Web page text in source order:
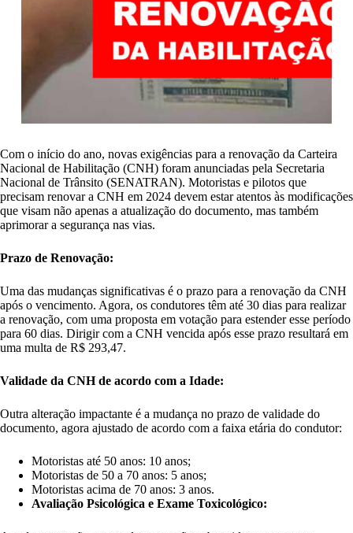
Com o início do ano, novas exigências para a renovação da Carteira
Nacional de Habilitação (CNH) foram anunciadas pela Secretaria
Nacional de Trânsito (SENATRAN). Motoristas e pilotos que
precisam renovar a CNH em 2024 devem estar atentos às modificações
que visam não apenas a atualização do documento, mas também
aprimorar a segurança nas vias.
Prazo de Renovação:
Uma das mudanças significativas é o prazo para a renovação da CNH
após o vencimento. Agora, os condutores têm até 30 dias para realizar
a renovação, com uma proposta em votação para estender esse período
para 60 dias. Dirigir com a CNH vencida após esse prazo resultará em
uma multa de R$ 293,47.
Validade da CNH de acordo com a Idade:
Outra alteração impactante é a mudança no prazo de validade do
documento, agora ajustado de acordo com a faixa etária do condutor:
Motoristas até 50 anos: 10 anos;
Motoristas de 50 a 70 anos: 5 anos;
Motoristas acima de 70 anos: 3 anos.
Avaliação Psicológica e Exame Toxicológico: